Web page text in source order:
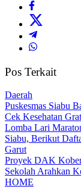
Pos Terkait
Daerah
Puskesmas Siabu
Cek Kesehatan
Lomba Lari
Siabu, Berikut
Garut
Proyek DAK
Sekolah Arahkan
HOME